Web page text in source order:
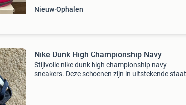
Nieuw Ophalen
Nike Dunk High Championship Navy
Stijlvolle nike dunk high championship navy
sneakers. Deze schoenen zijn in uitstekende staat